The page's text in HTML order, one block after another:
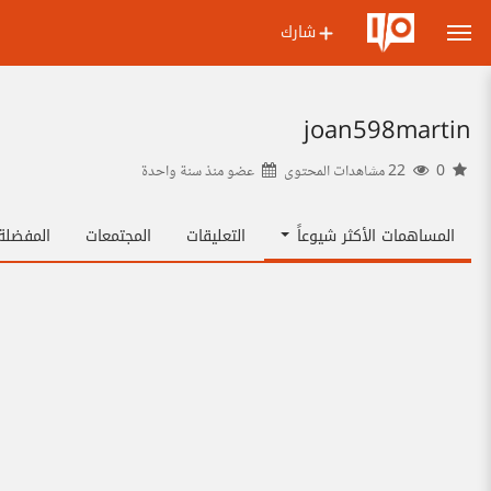
شارك
joan598martin
عضو منذسنة واحدة
المساهمات الأكثر شيوعاً التعليقات المجتمعات